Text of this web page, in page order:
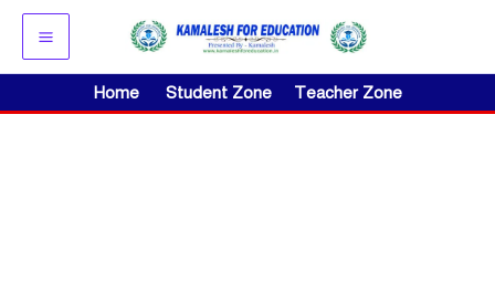
Skip
content
Home Student Zone Teacher Zone